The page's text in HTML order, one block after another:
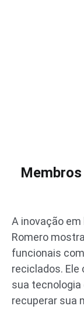
A inovação em
Romero
funcionais
reciclados.
sua tecnologia
recuperar sua